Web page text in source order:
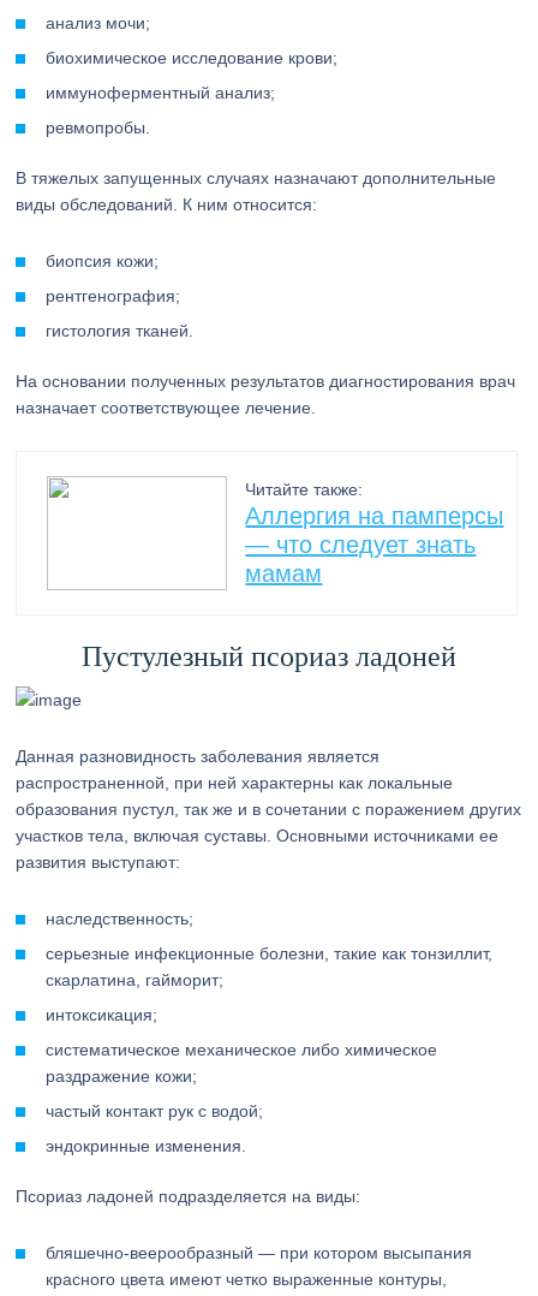
анализ мочи;
биохимическое исследование крови;
иммуноферментный анализ;
ревмопробы.
В тяжелых запущенных случаях назначают дополнительные
виды обследований. К ним относится:
биопсия кожи;
рентгенография;
гистология тканей.
На основании полученных результатов диагностирования врач
назначает соответствующее лечение.
Читайте также:
Аллергия на памперсы
— что следует знать
мамам
Пустулезный псориаз ладоней
Данная разновидность заболевания является
распространенной, при ней характерны как локальные
образования пустул, так же и в сочетании с поражением других
участков тела, включая суставы. Основными источниками ее
развития выступают:
наследственность;
серьезные инфекционные болезни, такие как тонзиллит,
скарлатина, гайморит;
интоксикация;
систематическое механическое либо химическое
раздражение кожи;
частый контакт рук с водой;
эндокринные изменения.
Псориаз ладоней подразделяется на виды:
бляшечно-веерообразный — при котором высыпания
красного цвета имеют четко выраженные контуры,